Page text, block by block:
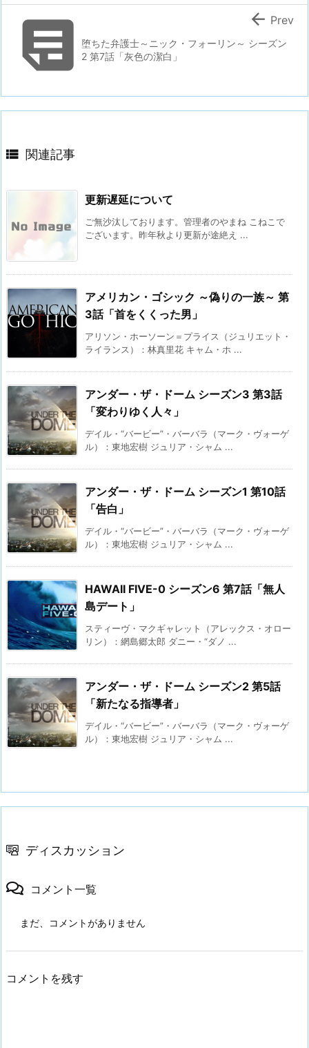
堕ちた弁護士～ニック・フォーリン～ シーズン
2 第7話「灰色の潔白」
 Prev
 関連記事
更新遅延について
ご無沙汰しております。管理者のやまね こねこで
ございます。昨年秋より更新が途絶え ...
アメリカン・ゴシック ～偽りの一族～ 第
3話「首をくくった男」
アリソン・ホーソーン＝プライス（ジュリエット・
ライランス）：林真里花 キャム・ホ ...
アンダー・ザ・ドーム シーズン3 第3話
「変わりゆく人々」
デイル・“バービー”・バーバラ（マーク・ヴォーゲ
ル）：東地宏樹 ジュリア・シャム ...
アンダー・ザ・ドーム シーズン1 第10話
「告白」
デイル・“バービー”・バーバラ（マーク・ヴォーゲ
ル）：東地宏樹 ジュリア・シャム ...
HAWAII FIVE-0 シーズン6 第7話「無人
島デート」
スティーヴ・マクギャレット（アレックス・オロー
リン）：網島郷太郎 ダニー・“ダノ ...
アンダー・ザ・ドーム シーズン2 第5話
「新たなる指導者」
デイル・“バービー”・バーバラ（マーク・ヴォーゲ
ル）：東地宏樹 ジュリア・シャム ...
ディスカッション
コメント一覧
まだ、コメントがありません
コメントを残す